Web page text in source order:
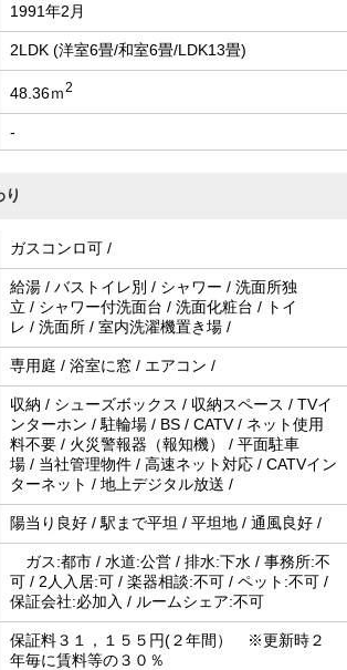
1991年2月
2LDK (洋室6畳/和室6畳/LDK13畳)
48.36ｍ2
-
ガスコンロ可 /
給湯 / バストイレ別 / シャワー / 洗面所独
立 / シャワー付洗面台 / 洗面化粧台 / トイ
レ / 洗面所 / 室内洗濯機置き場 /
専用庭 / 浴室に窓 / エアコン /
収納 / シューズボックス / 収納スペース / TVイ
ンターホン / 駐輪場 / BS / CATV / ネット使用
料不要 / 火災警報器（報知機） / 平面駐車
場 / 当社管理物件 / 高速ネット対応 / CATVイン
ターネット / 地上デジタル放送 /
陽当り良好 / 駅まで平坦 / 平坦地 / 通風良好 /
ガス:都市 / 水道:公営 / 排水:下水 / 事務所:不
可 / 2人入居:可 / 楽器相談:不可 / ペット:不可 /
保証会社:必加入 / ルームシェア:不可
保証料３１，１５５円(２年間） ※更新時２
年毎に賃料等の３０％